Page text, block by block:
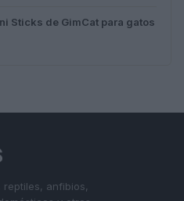
Sticks de GimCat para gatos
anfibios,